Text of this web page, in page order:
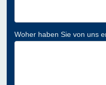
Woher haben Sie von uns